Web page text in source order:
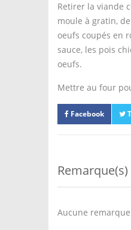
Retirer la viande
moule à gratin,
oeufs coupés en
sauce, les pois
oeufs.
Mettre au four
Facebook
Remarque(s)
Aucune